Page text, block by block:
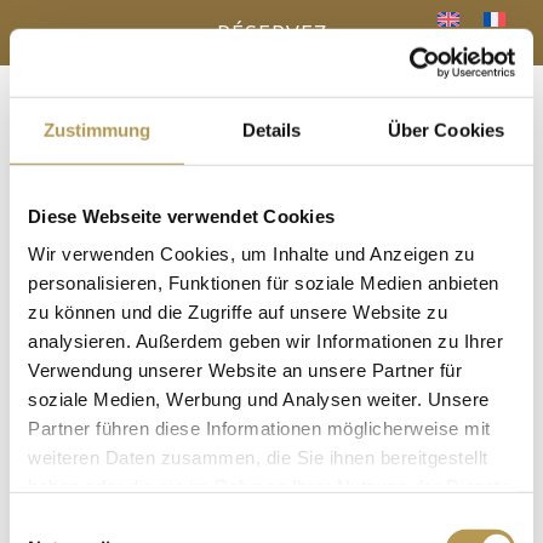
Zustimmung Details Über Cookies
Diese Webseite verwendet Cookies
Wir verwenden Cookies, um Inhalte und Anzeigen zu
personalisieren, Funktionen für soziale Medien anbieten
zu können und die Zugriffe auf unsere Website zu
analysieren. Außerdem geben wir Informationen zu Ihrer
Verwendung unserer Website an unsere Partner für
soziale Medien, Werbung und Analysen weiter. Unsere
Partner führen diese Informationen möglicherweise mit
weiteren Daten zusammen, die Sie ihnen bereitgestellt
DIRECTE
a Menu
RÉSERVEZ
« Tous les Évènements
Cet évènement est passé.
Sauna infusion avec Nancy
22 avril, 13h30- 13h45